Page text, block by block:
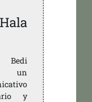
un
y